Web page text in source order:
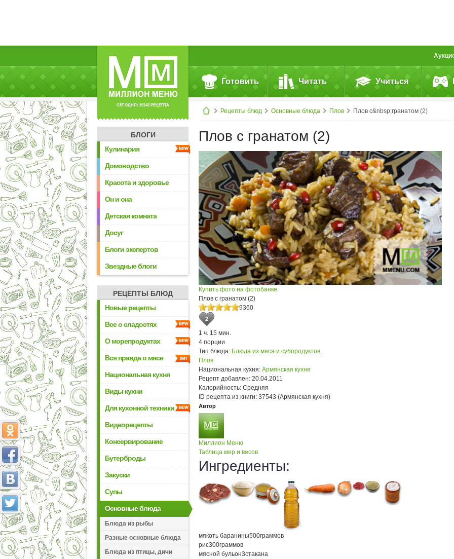
СЕГОДНЯ: 39142 РЕЦЕПТА
Готовить Читать Учиться
Рецепты блюд Основные блюда Плов Плов с&nbsp;гранатом (2)
БЛОГИ
Кулинария
Домоводство
Красота и здоровье
Он и она
Детская комната
Досуг
Блоги экспертов
Звездные блоги
РЕЦЕПТЫ БЛЮД
Новые рецепты
Все о сладостях
О морепродуктах
Вся правда о мясе
Национальная кухня
Виды кухни
Для кухонной техники
Видеорецепты
Консервирование
Бутерброды
Закуски
Супы
Основные блюда
Блюда из рыбы
Разные основные блюда
Блюда из птицы, дичи
Плов с гранатом (2)
Купить фото на фотобанке
Плов с гранатом (2)
9360
2
1 ч. 15 мин.
4 порции
Тип блюда: Блюда из мяса и субпродуктов,
Плов
Национальная кухня: Армянская кухня
Рецепт добавлен: 20.04.2011
Калорийность: Средняя
ID рецепта из книги: 37543 (Армянская кухня)
Автор
Миллион Меню
Таблица мер и весов
Ингредиенты:
мякоть баранины500граммов
рис300граммов
мясной бульон3стакана